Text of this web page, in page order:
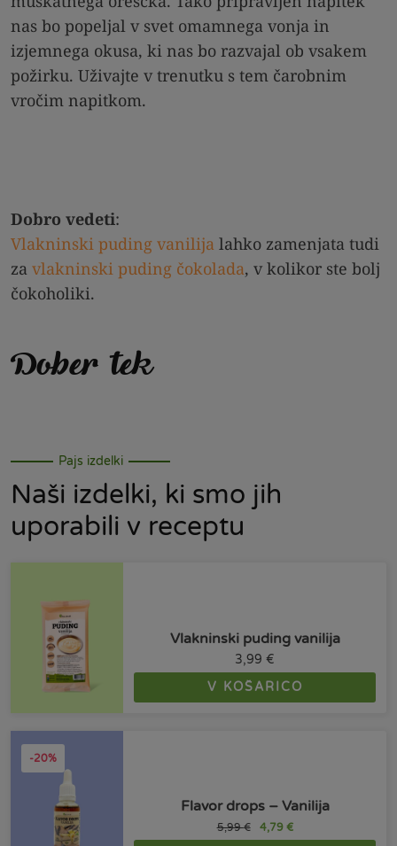
nas bo popeljal v svet omamnega vonja in
izjemnega okusa, ki nas bo razvajal ob vsakem
požirku. Uživajte v trenutku s tem čarobnim
vročim napitkom.
Dobro vedeti:
Vlakninski puding vanilija lahko zamenjata tudi
za vlakninski puding čokolada, v kolikor ste bolj
čokoholiki.
Dober tek
Pajs izdelki
Naši izdelki, ki smo jih
uporabili v receptu
Vlakninski puding vanilija
3,99€
V KOŠARICO
-20%
Flavor drops – Vanilija
5,99€ 4,79 €